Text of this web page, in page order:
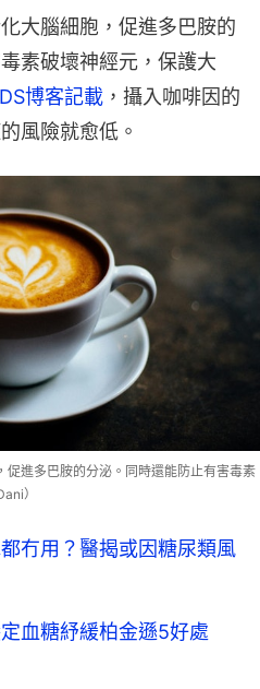
大腦細胞，促進多巴胺的
素破壞神經元，保護大
博客記載 ，攝入咖啡因的
風險就愈低。
促進多巴胺的分泌。同時還能防止有害毒素
）
冇用？醫揭或因糖尿類風
血糖紓緩柏金遜5好處